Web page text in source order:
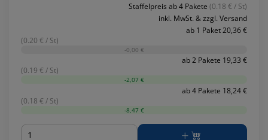
Staffelpreis ab 4 Pakete (0.18 € / St)
inkl. MwSt. & zzgl. Versand
ab 1 Paket 20,36 €
(0.20 € / St)
-0,00 €
ab 2 Pakete 19,33 €
(0.19 € / St)
-2,07 €
ab 4 Pakete 18,24 €
(0.18 € / St)
-8,47 €
Menge